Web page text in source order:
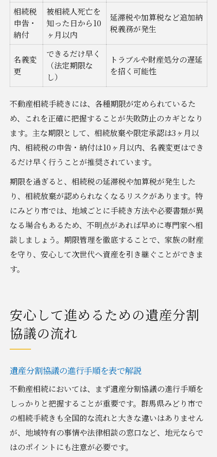
相続税
申告・
納付
被相続人死亡を
知った日から10
ヶ月以内
延滞税や加算税など追加納
税義務が発生
名義変
更
できるだけ早く
（法定期限な
し）
トラブルや財産処分の遅延
を招く可能性
不動産相続手続きには、各種期限が定められているた
め、これを正確に把握することが失敗防止のカギとなり
ます。主な期限として、相続放棄や限定承認は3ヶ月以
内、相続税の申告・納付は10ヶ月以内、名義変更はでき
るだけ早く行うことが推奨されています。
期限を過ぎると、相続税の延滞税や加算税が発生した
り、相続放棄が認められなくなるリスクがあります。特
にみどり市では、地域ごとに手続き方法や必要書類が異
なる場合もあるため、不明点があれば早めに専門家へ相
談しましょう。期限管理を徹底することで、家族の財産
を守り、安心して次世代へ資産を引き継ぐことができま
す。
安心して進めるための遺産分割
協議の流れ
遺産分割協議の進行手順を表で解説
不動産相続においては、まず遺産分割協議の進行手順を
しっかりと把握することが重要です。群馬県みどり市で
の相続手続きも全国的な流れと大きな違いはありません
が、地域特有の事情や法律相談の窓口など、地元ならで
はのポイントにも注意が必要です。